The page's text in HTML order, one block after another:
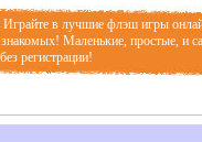
в лучшие флэш игры
Маленькие, простые, и
регистрации!